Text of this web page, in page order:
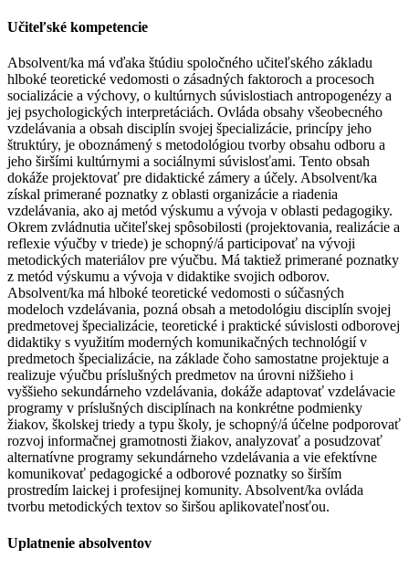
Učiteľské kompetencie
Absolvent/ka má vďaka štúdiu spoločného učiteľského základu
hlboké teoretické vedomosti o zásadných faktoroch a procesoch
socializácie a výchovy, o kultúrnych súvislostiach antropogenézy a
jej psychologických interpretáciách. Ovláda obsahy všeobecného
vzdelávania a obsah disciplín svojej špecializácie, princípy jeho
štruktúry, je oboznámený s metodológiou tvorby obsahu odboru a
jeho širšími kultúrnymi a sociálnymi súvislosťami. Tento obsah
dokáže projektovať pre didaktické zámery a účely. Absolvent/ka
získal primerané poznatky z oblasti organizácie a riadenia
vzdelávania, ako aj metód výskumu a vývoja v oblasti pedagogiky.
Okrem zvládnutia učiteľskej spôsobilosti (projektovania, realizácie a
reflexie výučby v triede) je schopný/á participovať na vývoji
metodických materiálov pre výučbu. Má taktiež primerané poznatky
z metód výskumu a vývoja v didaktike svojich odborov.
Absolvent/ka má hlboké teoretické vedomosti o súčasných
modeloch vzdelávania, pozná obsah a metodológiu disciplín svojej
predmetovej špecializácie, teoretické i praktické súvislosti odborovej
didaktiky s využitím moderných komunikačných technológií v
predmetoch špecializácie, na základe čoho samostatne projektuje a
realizuje výučbu príslušných predmetov na úrovni nižšieho i
vyššieho sekundárneho vzdelávania, dokáže adaptovať vzdelávacie
programy v príslušných disciplínach na konkrétne podmienky
žiakov, školskej triedy a typu školy, je schopný/á účelne podporovať
rozvoj informačnej gramotnosti žiakov, analyzovať a posudzovať
alternatívne programy sekundárneho vzdelávania a vie efektívne
komunikovať pedagogické a odborové poznatky so širším
prostredím laickej i profesijnej komunity. Absolvent/ka ovláda
tvorbu metodických textov so širšou aplikovateľnosťou.
Uplatnenie absolventov